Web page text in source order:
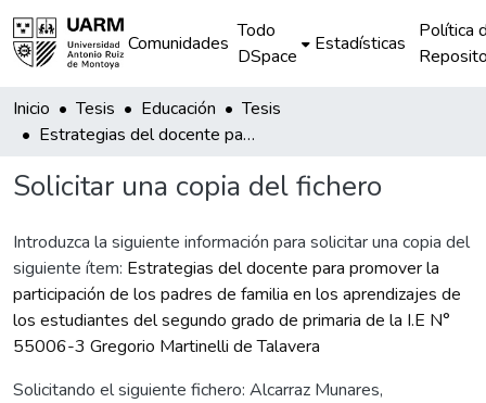
Comunidades
Todo
DSpace
Estadísticas
Política
Inicio Tesis Educación
Tesis
Estrategias del docente para promover la participación de los padres de familia en los aprendizajes de los estudiantes del segundo grado de primaria de la I.E N° 55006-3 Gregorio Martinelli de Talavera
Solicitar una copia del fichero
Introduzca la siguiente información para solicitar una copia del
siguiente ítem: Estrategias del docente para promover la
participación de los padres de familia en los aprendizajes de
los estudiantes del segundo grado de primaria de la I.E N°
55006-3 Gregorio Martinelli de Talavera
Solicitando el siguiente fichero: Alcarraz Munares,